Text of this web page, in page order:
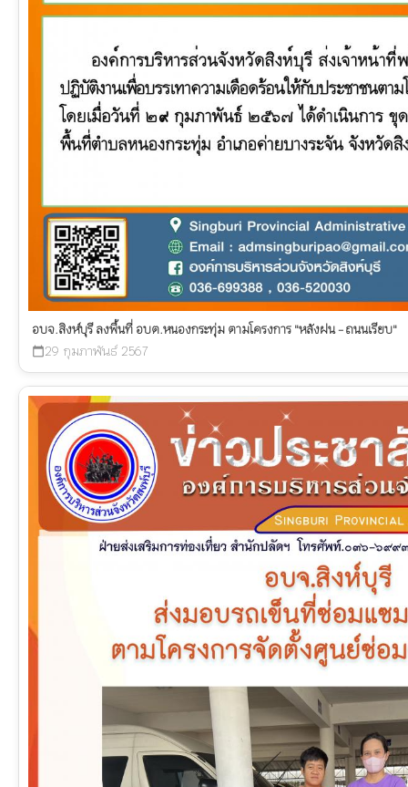
อบจ.สิงห์บุรี ลงพื้นที่ อบต.หนองกระทุ่ม ตามโครงการ "หลังฝน - ถนนเรียบ"
calendar_today 29 กุมภาพันธ์ 2567